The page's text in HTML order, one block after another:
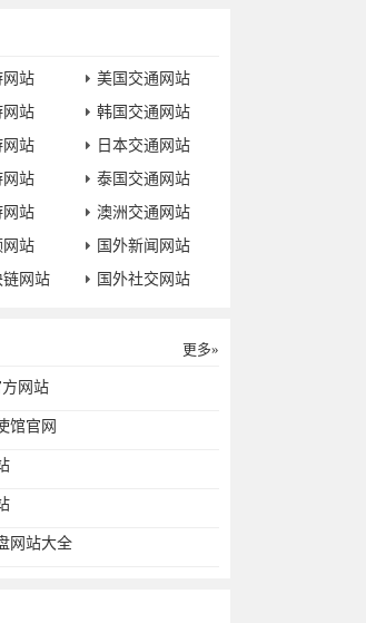
网站
美国交通网站
网站
韩国交通网站
网站
日本交通网站
网站
泰国交通网站
网站
澳洲交通网站
网站
国外新闻网站
链网站
国外社交网站
更多»
网站
馆官网
网站大全